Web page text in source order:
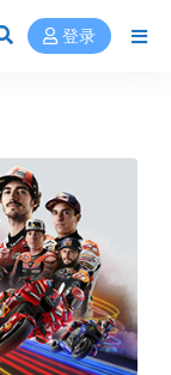
登录